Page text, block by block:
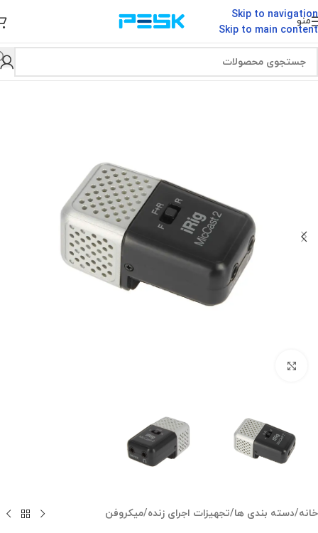
Skip to navigation
Skip to main content
منو
خانه/دسته بندی ها/تجهیزات اجرای زنده/میکروفن